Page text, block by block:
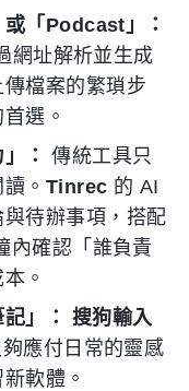
「Podcast」：
網址解析並生成
檔案的繁瑣步
選。
：
傳統工具只
。 Tinrec 的 AI
待辦事項，搭配
內確認「誰負責
。
」：
搜狗輸入
應付日常的靈感
軟體。